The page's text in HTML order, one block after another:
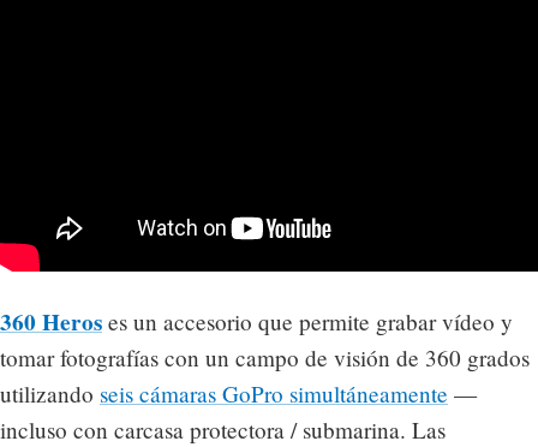
360 Heros es un accesorio que permite grabar vídeo y
tomar fotografías con un campo de visión de 360 grados
utilizando seis cámaras GoPro simultáneamente —
incluso con carcasa protectora / submarina. Las